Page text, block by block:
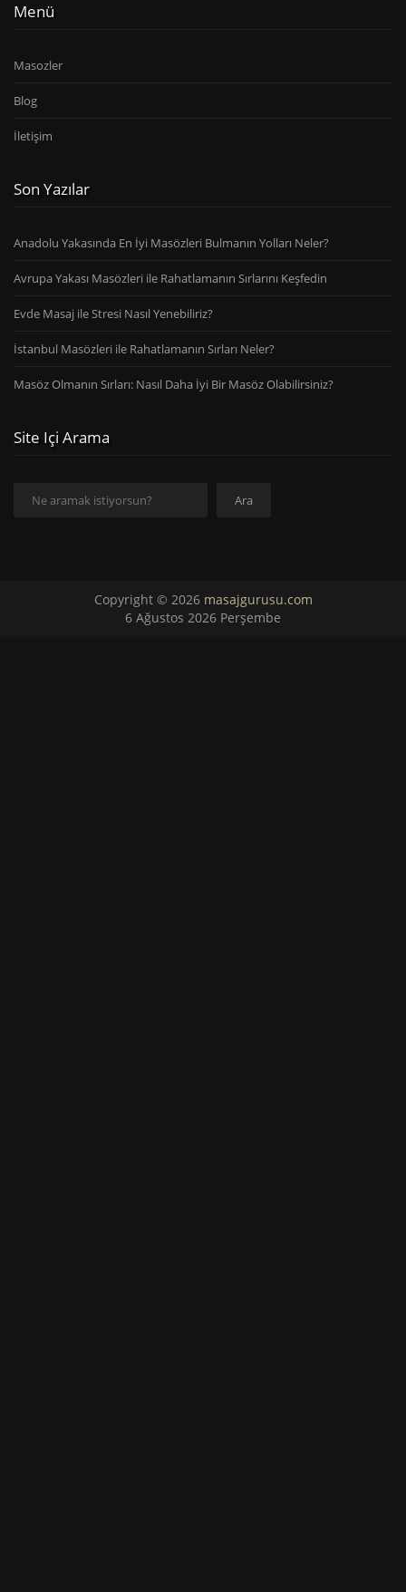
Menü
Masozler
Blog
İletişim
Son Yazılar
Anadolu Yakasında En İyi Masözleri Bulmanın Yolları Neler?
Avrupa Yakası Masözleri ile Rahatlamanın Sırlarını Keşfedin
Evde Masaj ile Stresi Nasıl Yenebiliriz?
İstanbul Masözleri ile Rahatlamanın Sırları Neler?
Masöz Olmanın Sırları: Nasıl Daha İyi Bir Masöz Olabilirsiniz?
Site Içi Arama
Ara
Copyright © 2026 masajgurusu.com
6 Ağustos 2026 Perşembe